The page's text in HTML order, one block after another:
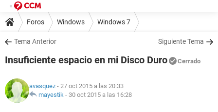
Foros Windows Windows 7
Tema Anterior Siguiente Tema
Insuficiente espacio en mi Disco Duro Cerrado
avasquez - 27 oct 2015 a las 20:33
mayestik - 30 oct 2015 a las 16:28